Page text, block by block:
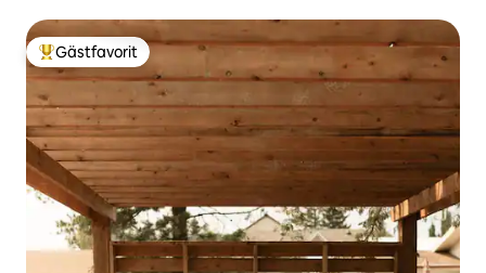
Populär gästfavorit
Gästfavorit